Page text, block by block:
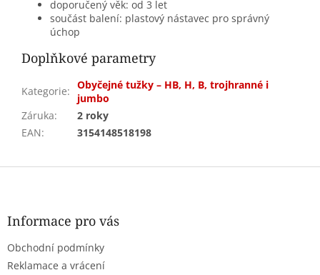
doporučený věk: od 3 let
součást balení: plastový nástavec pro správný
úchop
Doplňkové parametry
Kategorie: Obyčejné tužky – HB, H, B, trojhranné i
jumbo
Záruka:
2 roky
EAN: 3154148518198
Z
Informace pro vás
Obchodní podmínky
Reklamace a vrácení